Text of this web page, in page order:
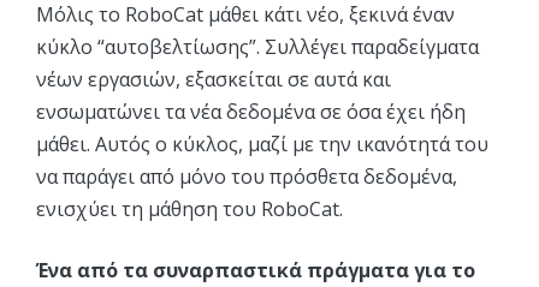
Μόλις το RoboCat μάθει κάτι νέο, ξεκινά έναν
κύκλο “αυτοβελτίωσης”. Συλλέγει παραδείγματα
νέων εργασιών, εξασκείται σε αυτά και
ενσωματώνει τα νέα δεδομένα σε όσα έχει ήδη
μάθει. Αυτός ο κύκλος, μαζί με την ικανότητά του
να παράγει από μόνο του πρόσθετα δεδομένα,
ενισχύει τη μάθηση του RoboCat.
Ένα από τα συναρπαστικά πράγματα για το